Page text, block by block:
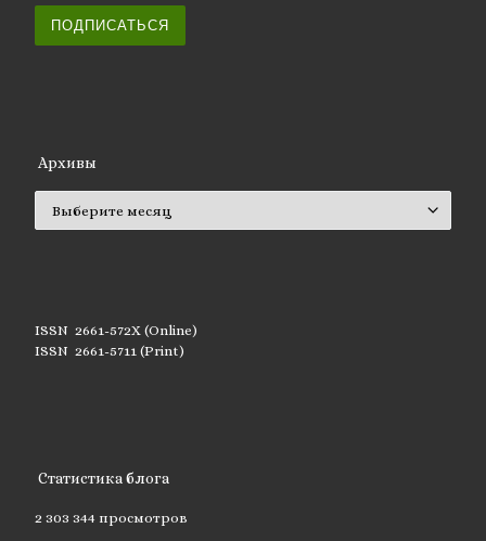
ПОДПИСАТЬСЯ
Архивы
ISSN 2661-572X (Online)
ISSN 2661-5711 (Print)
Статистика блога
2 303 344 просмотров